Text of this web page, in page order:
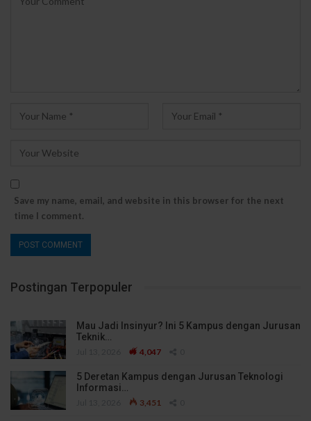
Save my name, email, and website in this browser for the next
time I comment.
Postingan Terpopuler
Mau Jadi Insinyur? Ini 5 Kampus dengan Jurusan
Teknik…
4,047
5 Deretan Kampus dengan Jurusan Teknologi
Informasi…
3,451